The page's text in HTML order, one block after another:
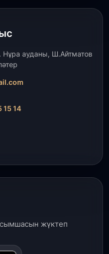
30,2 млрд теңгеге
Темір ауылының
ұлттық нақыштағы
Нұра ауданы, Ш.Айтматов
15 14
жүктеп